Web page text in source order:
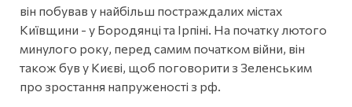
він побував у найбільш постраждалих містах
Київщини - у Бородянці та Ірпіні. На початку лютого
минулого року, перед самим початком війни, він
також був у Києві, щоб поговорити з Зеленським
про зростання напруженості з рф.